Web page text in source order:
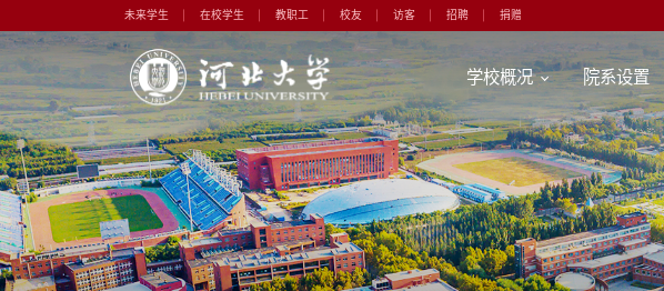
未来学生 在校学生 教职工 校友 访客 招聘 捐赠
学校概况 院系设置